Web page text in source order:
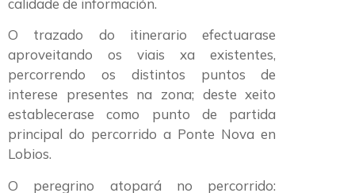
calidade de información.
O trazado do itinerario efectuarase
aproveitando os viais xa existentes,
percorrendo os distintos puntos de
interese presentes na zona; deste xeito
establecerase como punto de partida
principal do percorrido a Ponte Nova en
Lobios.
O peregrino atopará no percorrido: